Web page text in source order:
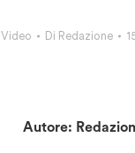
Video Di Redazione
Autore: